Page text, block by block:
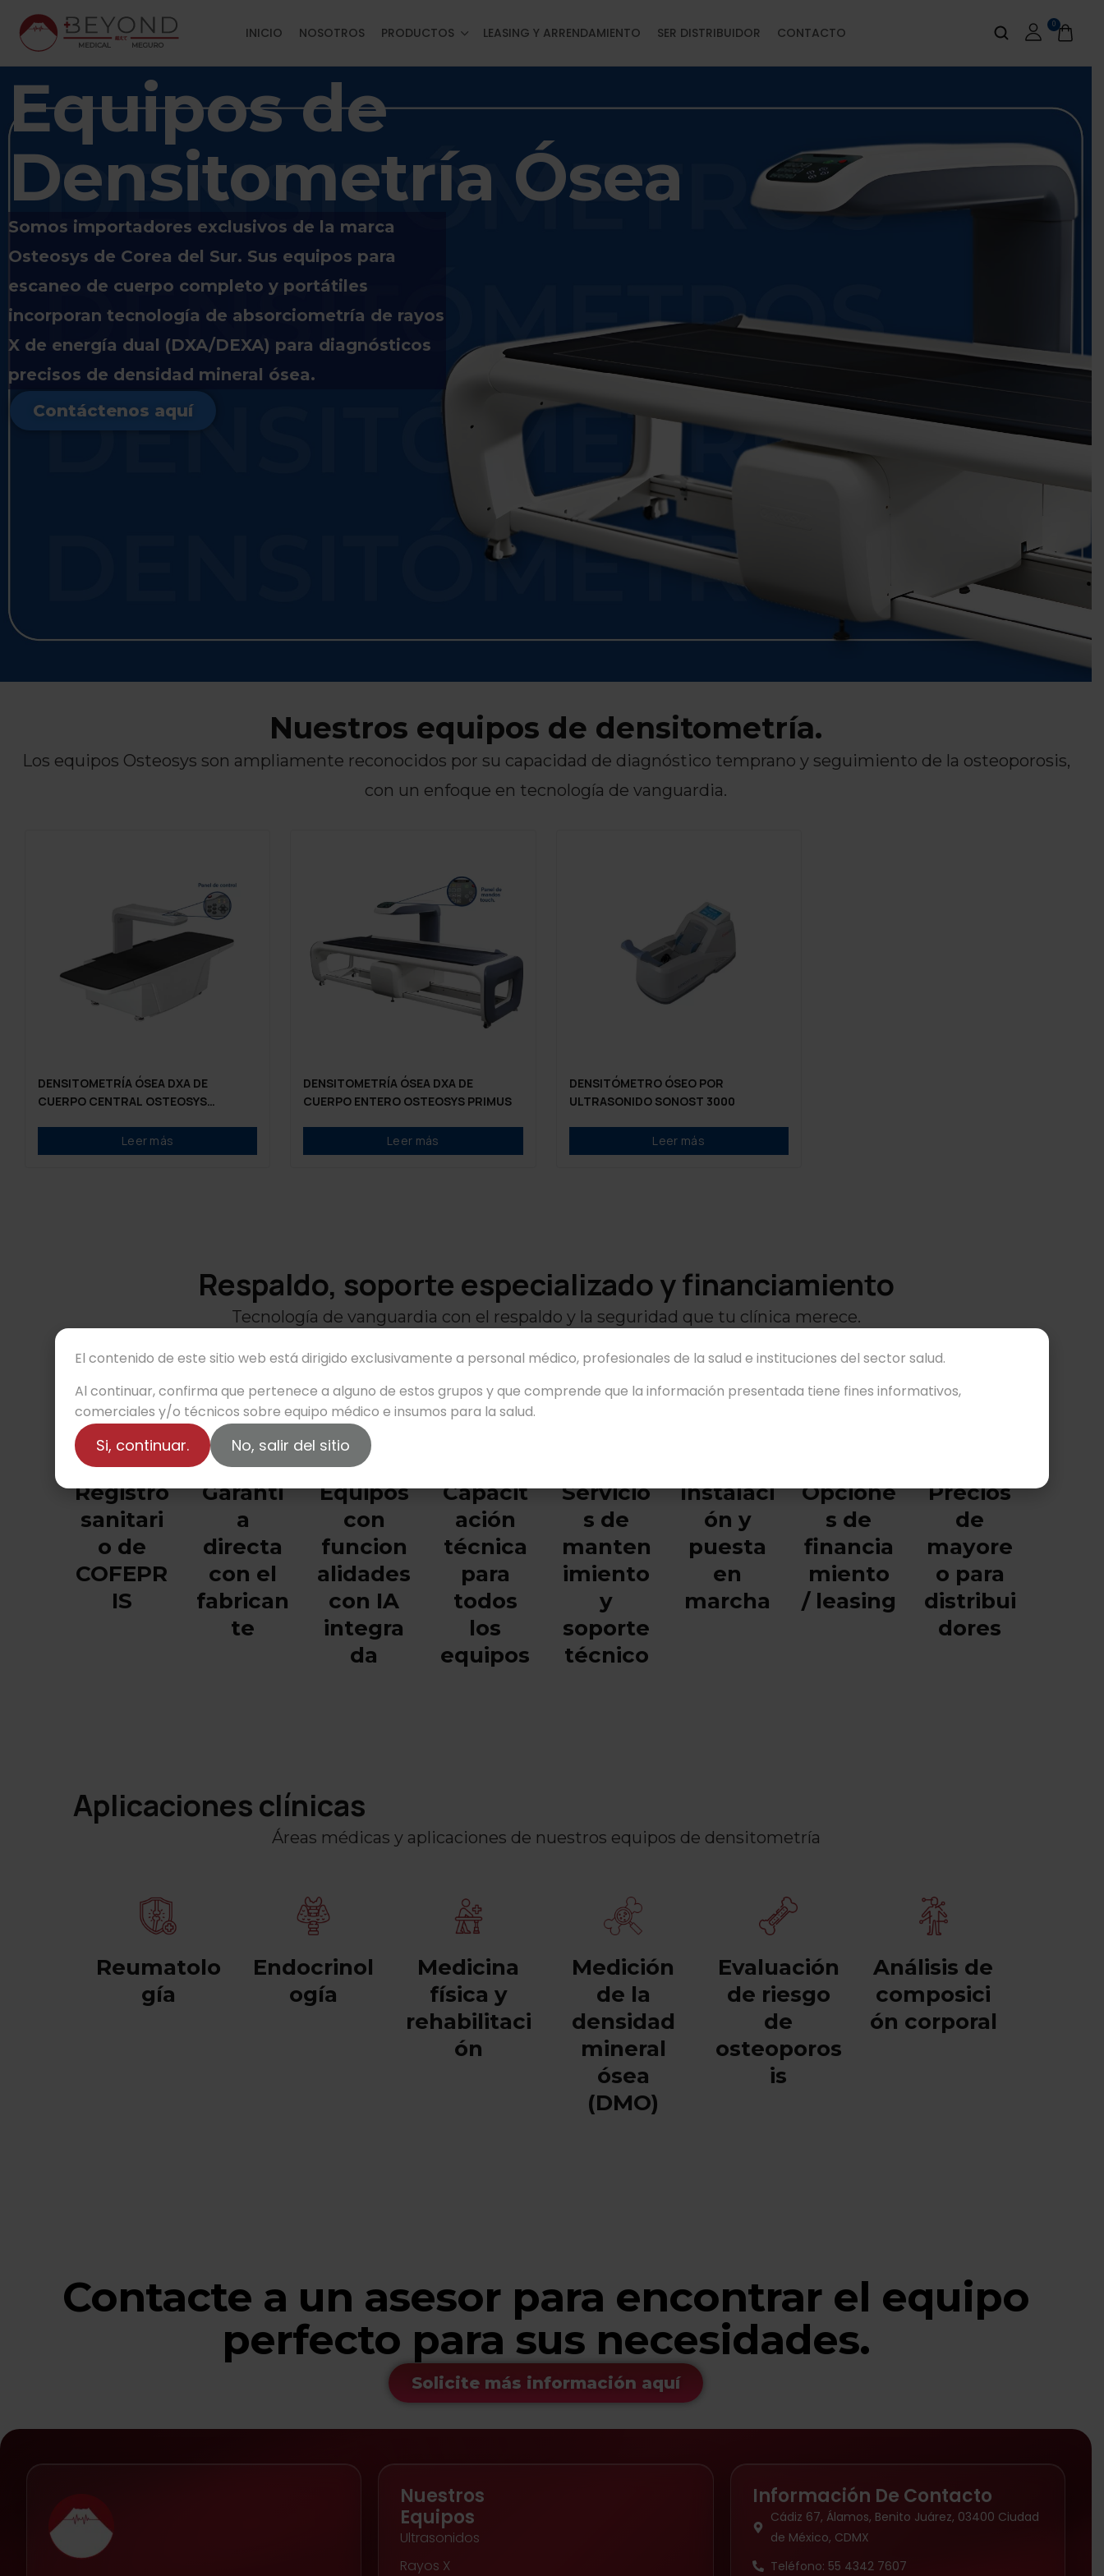
INICIO NOSOTROS PRODUCTOS LEASING Y ARRENDAMIENTO SER DISTRIBUIDOR CONTACTO
0
Y
Equipos de
Densitometría Ósea
Somos importadores exclusivos de la marca
Osteosys de Corea del Sur. Sus equipos para
escaneo de cuerpo completo y portátiles
incorporan tecnología de absorciometría de rayos
X de energía dual (DXA/DEXA) para diagnósticos
precisos de densidad mineral ósea.
Contáctenos aquí
Nuestros equipos de densitometría.
Los equipos Osteosys son ampliamente reconocidos por su capacidad de diagnóstico temprano y seguimiento de la osteoporosis,
con un enfoque en tecnología de vanguardia.
DENSITOMETRÍA ÓSEA DXA DE
CUERPO CENTRAL OSTEOSYS
Leer más
DENSITOMETRÍA ÓSEA DXA DE
CUERPO ENTERO OSTEOSYS PRIMUS
Leer más
DENSITÓMETRO ÓSEO POR
ULTRASONIDO SONOST 3000
Leer más
Respaldo, soporte especializado y financiamiento
Tecnología de vanguardia con el respaldo y la seguridad que tu clínica merece.
Ofrecemos:
Registro
sanitari
o de
COFEPR
IS
Garantí
a
directa
con el
fabrican
te
Equipos
con
funcion
alidades
con IA
integra
da
Capacit
ación
técnica
para
todos
los
equipos
Servicio
s de
manten
imiento
y
soporte
técnico
Instalaci
ón y
puesta
en
marcha
Opcione
s de
financia
miento
/ leasing
Precios
de
mayore
o para
distribui
dores
Aplicaciones clínicas
Áreas médicas y aplicaciones de nuestros equipos de densitometría
Reumatolo
gía
Endocrinol
ogía
Medicina
física y
rehabilitaci
ón
Medición
de la
densidad
mineral
ósea
(DMO)
Evaluación
de riesgo
de
osteoporos
is
Análisis de
composici
ón corporal
Contacte a un asesor para encontrar el equipo
perfecto para sus necesidades.
Solicite más información aquí
Nuestros
Equipos
Ultrasonidos
Rayos X
Información De Contacto
Cádiz 67, Álamos, Benito Juárez, 03400 Ciudad
de México, CDMX
Teléfono: 55 4342 7607
El contenido de este sitio web está dirigido exclusivamente a personal médico, profesionales de la salud e instituciones del sector salud.
Al continuar, confirma que pertenece a alguno de estos grupos y que comprende que la información presentada tiene fines informativos,
comerciales y/o técnicos sobre equipo médico e insumos para la salud.
Si, continuar. No, salir del sitio